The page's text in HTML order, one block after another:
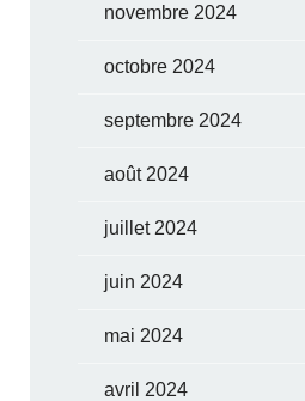
novembre 2024
octobre 2024
septembre 2024
août 2024
juillet 2024
juin 2024
mai 2024
avril 2024